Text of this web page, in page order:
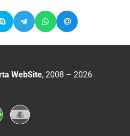
WebSite, 2008 – 2026